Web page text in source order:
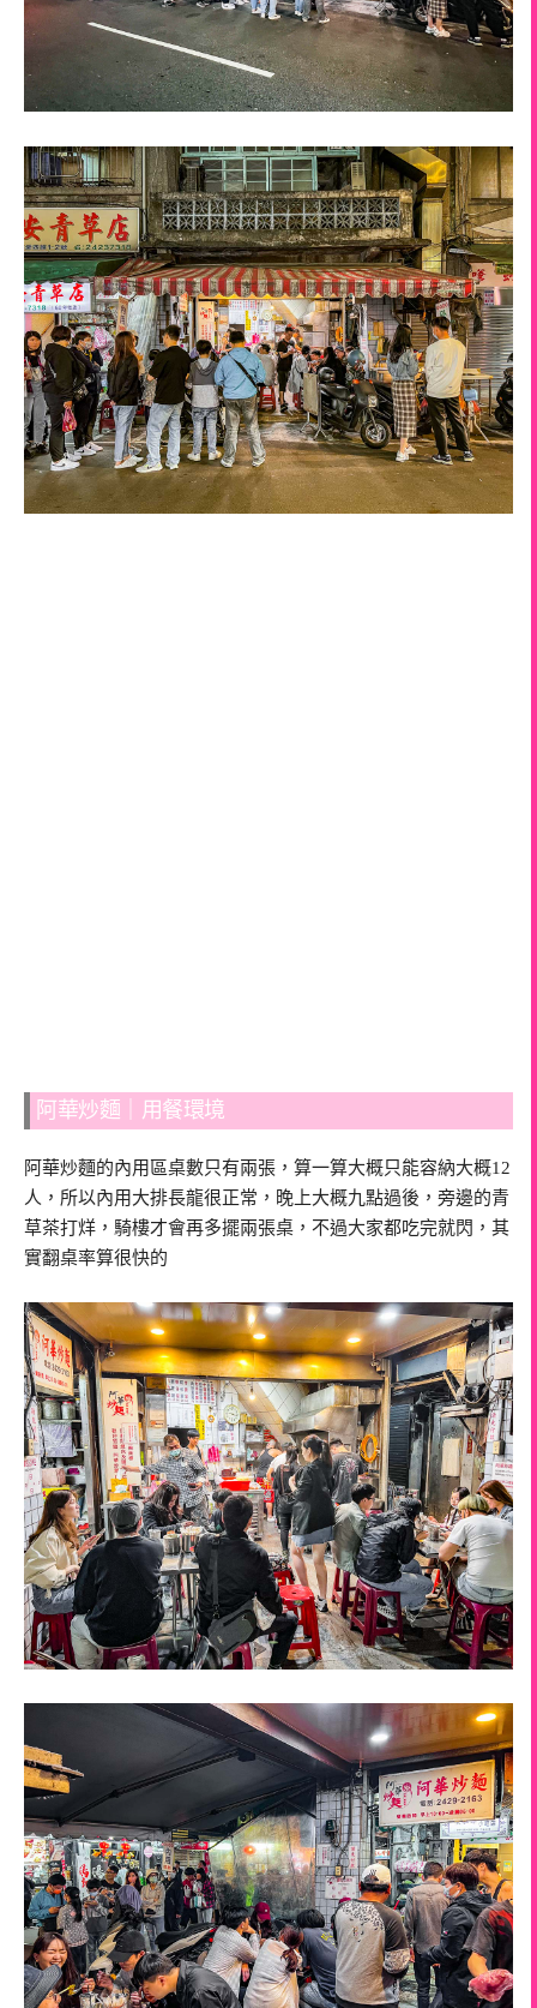
阿華炒麵｜用餐環境
阿華炒麵的內用區桌數只有兩張，算一算大概只能容納大概12
人，所以內用大排長龍很正常，晚上大概九點過後，旁邊的青
草茶打烊，騎樓才會再多擺兩張桌，不過大家都吃完就閃，其
實翻桌率算很快的